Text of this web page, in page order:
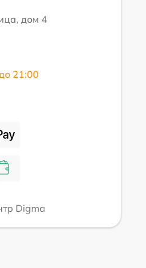
дом 4
21:00
Digma